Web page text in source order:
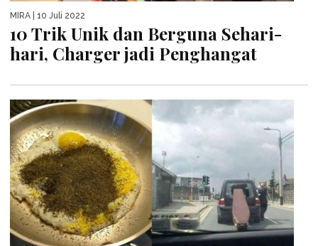
MIRA | 10 Juli 2022
10 Trik Unik dan Berguna Sehari-
hari, Charger jadi Penghangat